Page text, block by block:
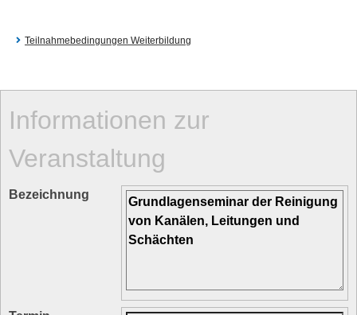
Teilnahmebedingungen Weiterbildung
Informationen zur
Veranstaltung
Bezeichnung